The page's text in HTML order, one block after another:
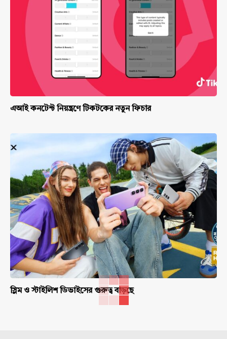
এআই কনটেন্ট নিয়ন্ত্রণে টিকটকের নতুন ফিচার
স্লিম ও স্টাইলিশ ডিভাইসের গুরুত্ব বাড়ছে